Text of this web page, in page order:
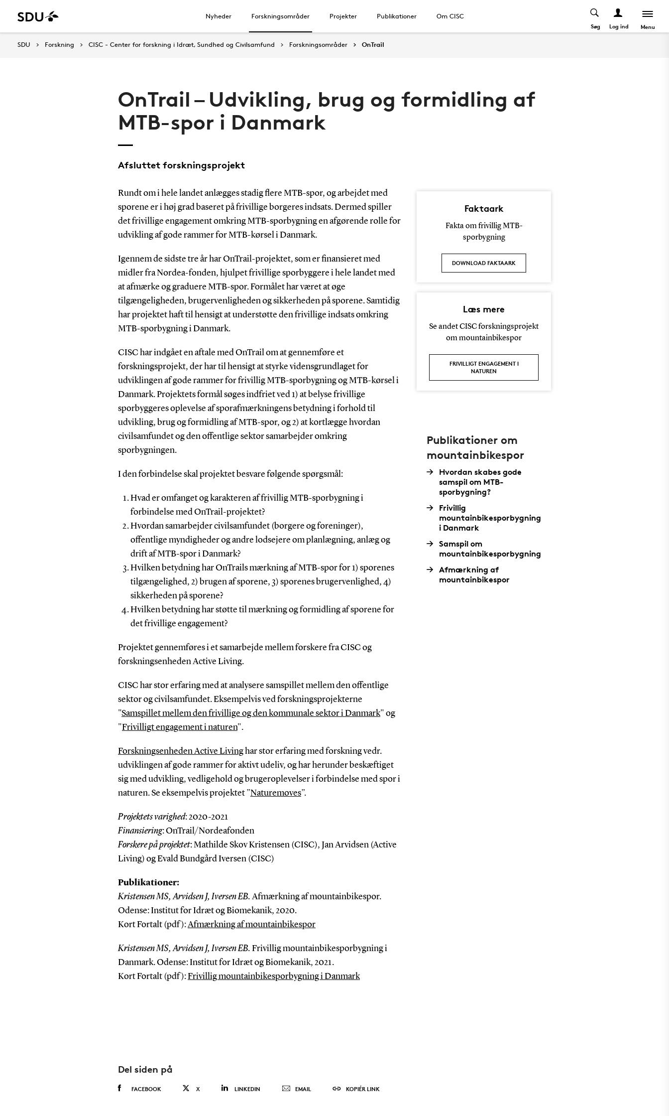
Nyheder Forskningsområder Projekter Publikationer Om CISC
Søg Log ind Menu
SDU Forskning CISC - Center for forskning i Idræt, Sundhed og Civilsamfund Forskningsområder OnTrail
OnTrail – Udvikling, brug og formidling af
MTB-spor i Danmark
Afsluttet forskningsprojekt
Rundt om i hele landet anlægges stadig flere MTB-spor, og arbejdet med
sporene er i høj grad baseret på frivillige borgeres indsats. Dermed spiller
det frivillige engagement omkring MTB-sporbygning en afgørende rolle for
udvikling af gode rammer for MTB-kørsel i Danmark.
Igennem de sidste tre år har OnTrail-projektet, som er finansieret med
midler fra Nordea-fonden, hjulpet frivillige sporbyggere i hele landet med
at afmærke og graduere MTB-spor. Formålet har været at øge
tilgængeligheden, brugervenligheden og sikkerheden på sporene. Samtidig
har projektet haft til hensigt at understøtte den frivillige indsats omkring
MTB-sporbygning i Danmark.
CISC har indgået en aftale med OnTrail om at gennemføre et
forskningsprojekt, der har til hensigt at styrke vidensgrundlaget for
udviklingen af gode rammer for frivillig MTB-sporbygning og MTB-kørsel i
Danmark. Projektets formål søges indfriet ved 1) at belyse frivillige
sporbyggeres oplevelse af sporafmærkningens betydning i forhold til
udvikling, brug og formidling af MTB-spor, og 2) at kortlægge hvordan
civilsamfundet og den offentlige sektor samarbejder omkring
sporbygningen.
I den forbindelse skal projektet besvare følgende spørgsmål:
Hvad er omfanget og karakteren af frivillig MTB-sporbygning i
forbindelse med OnTrail-projektet?
Hvordan samarbejder civilsamfundet (borgere og foreninger),
offentlige myndigheder og andre lodsejere om planlægning, anlæg og
drift af MTB-spor i Danmark?
Hvilken betydning har OnTrails mærkning af MTB-spor for 1) sporenes
tilgængelighed, 2) brugen af sporene, 3) sporenes brugervenlighed, 4)
sikkerheden på sporene?
Hvilken betydning har støtte til mærkning og formidling af sporene for
det frivillige engagement?
Projektet gennemføres i et samarbejde mellem forskere fra CISC og
forskningsenheden Active Living.
CISC har stor erfaring med at analysere samspillet mellem den offentlige
sektor og civilsamfundet. Eksempelvis ved forskningsprojekterne
"Samspillet mellem den frivillige og den kommunale sektor i Danmark" og
"Frivilligt engagement i naturen".
Forskningsenheden Active Livinghar stor erfaring med forskning vedr.
udviklingen af gode rammer for aktivt udeliv, og har herunder beskæftiget
sig med udvikling, vedligehold og brugeroplevelser i forbindelse med spor i
naturen. Se eksempelvis projektet ”Naturemoves”.
Projektets varighed: 2020-2021
Finansiering: OnTrail/Nordeafonden
Forskere på projektet: Mathilde Skov Kristensen (CISC), Jan Arvidsen (Active
Living) og Evald Bundgård Iversen (CISC)
Publikationer:
Kristensen MS, Arvidsen J, Iversen EB. Afmærkning af mountainbikespor.
Odense: Institut for Idræt og Biomekanik, 2020.
Kort Fortalt (pdf):Afmærkning af mountainbikespor
Kristensen MS, Arvidsen J, Iversen EB. Frivillig mountainbikesporbygning i
Danmark. Odense: Institut for Idræt og Biomekanik, 2021.
Kort Fortalt (pdf):Frivillig mountainbikesporbygning i Danmark
Faktaark
Fakta om frivillig MTB-
sporbygning
DOWNLOAD FAKTAARK
Læs mere
Se andet CISC forskningsprojekt
om mountainbikespor
FRIVILLIGT ENGAGEMENT I
NATUREN
Publikationer om
mountainbikespor
Hvordan skabes gode
samspil om MTB-
sporbygning?
Frivillig
mountainbikesporbygning
i Danmark
Samspil om
mountainbikesporbygning
Afmærkning af
mountainbikespor
Del siden på
FACEBOOK X LINKEDIN EMAIL KOPIÉR LINK